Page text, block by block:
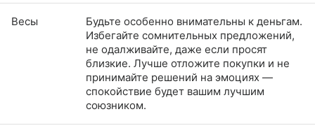
Весы
Будьте особенно внимательны к деньгам.
Избегайте сомнительных предложений,
не одалживайте, даже если просят
близкие. Лучше отложите покупки и не
принимайте решений на эмоциях —
спокойствие будет вашим лучшим
союзником.